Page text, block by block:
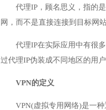
代理IP，顾名思义，指的
网，而不是直接连接到目标网
代理IP在实际应用中有很
过代理IP伪装成不同地区的用
VPN的定义
VPN(虚拟专用网络)是一